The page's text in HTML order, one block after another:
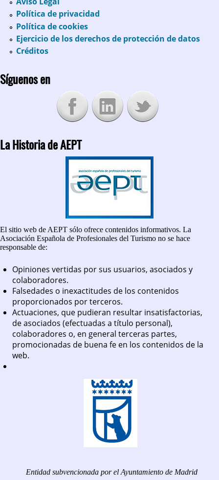
Política de privacidad
Política de cookies
Ejercicio de los derechos de protección de datos
Créditos
Síguenos en
La Historia de AEPT
El sitio web de AEPT sólo ofrece contenidos informativos. La
Asociación Española de Profesionales del Turismo no se hace
responsable de:
Opiniones vertidas por sus usuarios, asociados y
colaboradores.
Falsedades o inexactitudes de los contenidos
proporcionados por terceros.
Actuaciones, que pudieran resultar insatisfactorias,
de asociados (efectuadas a título personal),
colaboradores o, en general terceras partes,
promocionadas de buena fe en los contenidos de la
web.
Entidad subvencionada por el Ayuntamiento de Madrid